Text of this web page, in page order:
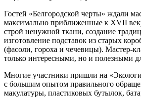
Гостей «Белгородской черты» ждали
максимально приближенные к XVII
строй ненужной ткани, создание
изготовление подставок из старых
(фасоли, гороха и чечевицы). Мастер-
только интересными, но и полезными
Многие участники пришли на
с большим опытом правильного
макулатуры, пластиковых бутылок,